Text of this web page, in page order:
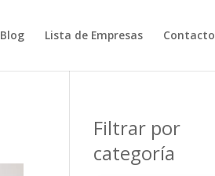
Blog Lista de Empresas Contacto
Filtrar por
categoría